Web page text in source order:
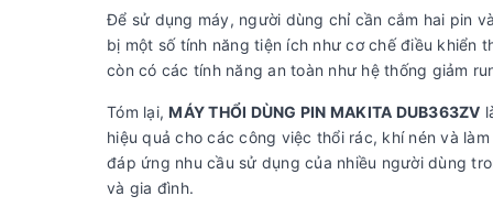
Để sử dụng máy, người dùng chỉ cần cắm hai pin
bị một số tính năng tiện ích như cơ chế điều khiển
còn có các tính năng an toàn như hệ thống giảm
Tóm lại,MÁY THỔI DÙNG PIN MAKITA DUB363ZV
hiệu quả cho các công việc thổi rác, khí nén và
đáp ứng nhu cầu sử dụng của nhiều người dùng
và gia đình.